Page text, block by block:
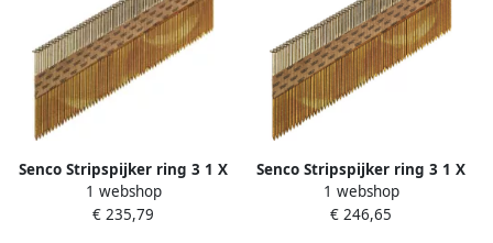
Senco Stripspijker ring 3 1 X
75 mm Gegalvaniseerd te
HE57AAB
1 webshop
€ 235,79
Senco Stripspijker ring 3 1 X
80 mm Gegalvaniseerd te
HE58AAB
1 webshop
€ 246,65